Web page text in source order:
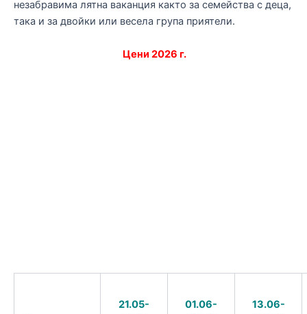
незабравима лятна ваканция както за семейства с деца,
така и за двойки или весела група приятели.
Цени 2026 г.
21.05-
01.06-
13.06-